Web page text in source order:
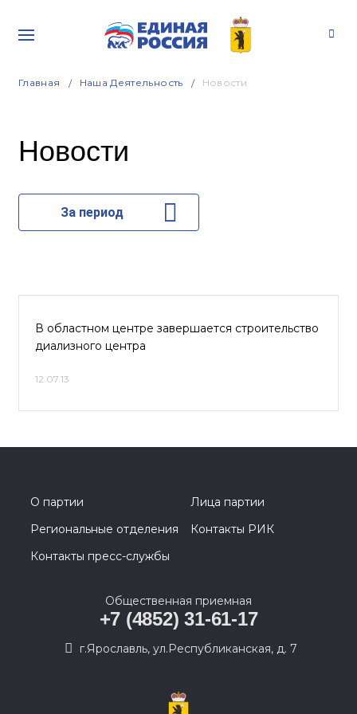
Главная Наша Деятельность Новости
Новости
За период
В областном центре завершается строительство
диализного центра
12.07.13
О партии
Лица партии
Региональные отделения
Контакты РИК
Контакты пресс-службы
Общественная приемная
+7 (4852) 31-61-17
г.Ярославль, ул.Республиканская, д. 7